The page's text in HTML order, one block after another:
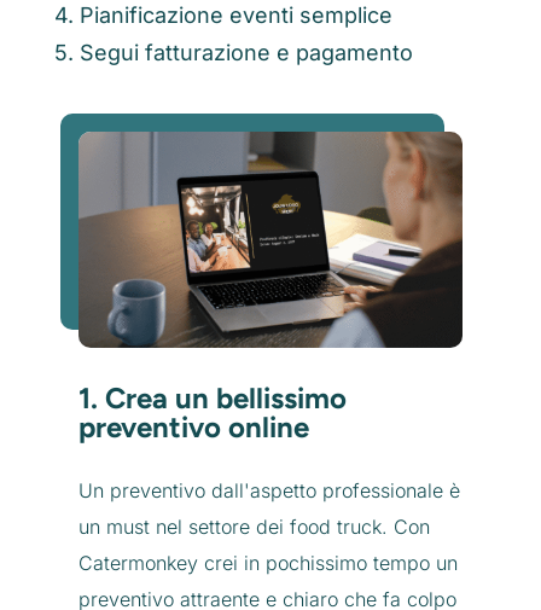
4. Pianificazione eventi semplice
5. Segui fatturazione e pagamento
1. Crea un bellissimo
preventivo online
Un preventivo dall'aspetto professionale è
un must nel settore dei food truck. Con
Catermonkey crei in pochissimo tempo un
preventivo attraente e chiaro che fa colpo